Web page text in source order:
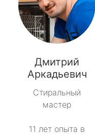
Дмитрий
Аркадьевич
Стиральный
мастер
11 лет опыта в